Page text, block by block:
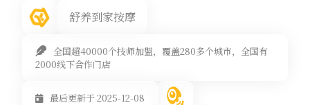
舒养到家按摩
全国超40000个技师加盟，覆盖280多个城市，全国有
2000线下合作门店
最后更新于 2025-12-08